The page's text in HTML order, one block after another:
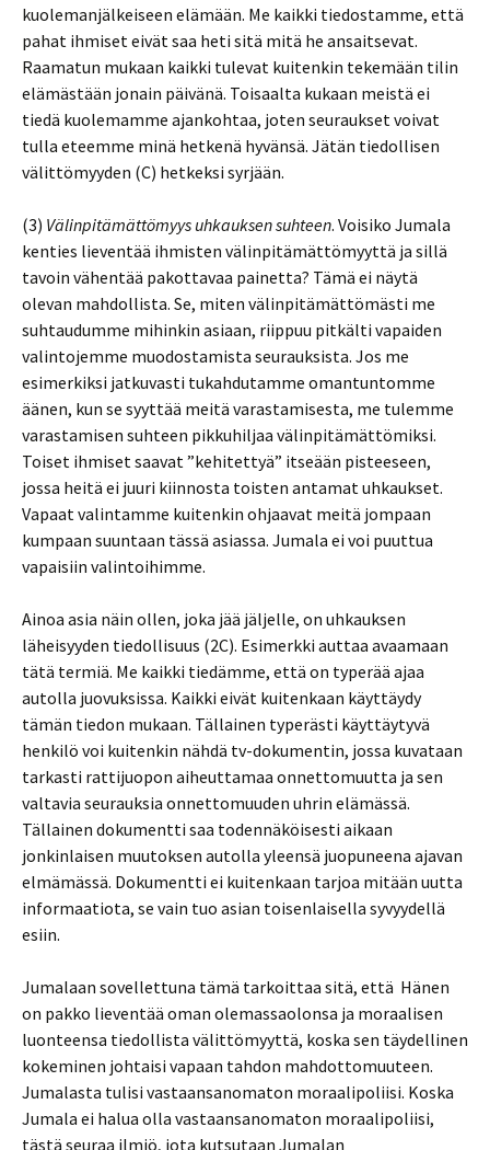
kuolemanjälkeiseen elämään. Me kaikki tiedostamme, että
pahat ihmiset eivät saa heti sitä mitä he ansaitsevat.
Raamatun mukaan kaikki tulevat kuitenkin tekemään tilin
elämästään jonain päivänä. Toisaalta kukaan meistä ei
tiedä kuolemamme ajankohtaa, joten seuraukset voivat
tulla eteemme minä hetkenä hyvänsä. Jätän tiedollisen
välittömyyden (C) hetkeksi syrjään.
(3) Välinpitämättömyys uhkauksen suhteen. Voisiko Jumala
kenties lieventää ihmisten välinpitämättömyyttä ja sillä
tavoin vähentää pakottavaa painetta? Tämä ei näytä
olevan mahdollista. Se, miten välinpitämättömästi me
suhtaudumme mihinkin asiaan, riippuu pitkälti vapaiden
valintojemme muodostamista seurauksista. Jos me
esimerkiksi jatkuvasti tukahdutamme omantuntomme
äänen, kun se syyttää meitä varastamisesta, me tulemme
varastamisen suhteen pikkuhiljaa välinpitämättömiksi.
Toiset ihmiset saavat ”kehitettyä” itseään pisteeseen,
jossa heitä ei juuri kiinnosta toisten antamat uhkaukset.
Vapaat valintamme kuitenkin ohjaavat meitä jompaan
kumpaan suuntaan tässä asiassa. Jumala ei voi puuttua
vapaisiin valintoihimme.
Ainoa asia näin ollen, joka jää jäljelle, on uhkauksen
läheisyyden tiedollisuus (2C). Esimerkki auttaa avaamaan
tätä termiä. Me kaikki tiedämme, että on typerää ajaa
autolla juovuksissa. Kaikki eivät kuitenkaan käyttäydy
tämän tiedon mukaan. Tällainen typerästi käyttäytyvä
henkilö voi kuitenkin nähdä tv-dokumentin, jossa kuvataan
tarkasti rattijuopon aiheuttamaa onnettomuutta ja sen
valtavia seurauksia onnettomuuden uhrin elämässä.
Tällainen dokumentti saa todennäköisesti aikaan
jonkinlaisen muutoksen autolla yleensä juopuneena ajavan
elmämässä. Dokumentti ei kuitenkaan tarjoa mitään uutta
informaatiota, se vain tuo asian toisenlaisella syvyydellä
esiin.
Jumalaan sovellettuna tämä tarkoittaa sitä, että Hänen
on pakko lieventää oman olemassaolonsa ja moraalisen
luonteensa tiedollista välittömyyttä, koska sen täydellinen
kokeminen johtaisi vapaan tahdon mahdottomuuteen.
Jumalasta tulisi vastaansanomaton moraalipoliisi. Koska
Jumala ei halua olla vastaansanomaton moraalipoliisi,
tästä seuraa ilmiö, jota kutsutaan Jumalan